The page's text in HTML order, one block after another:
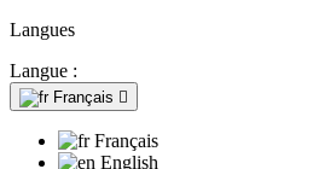
Langues
Langue :
Français 
Français
English